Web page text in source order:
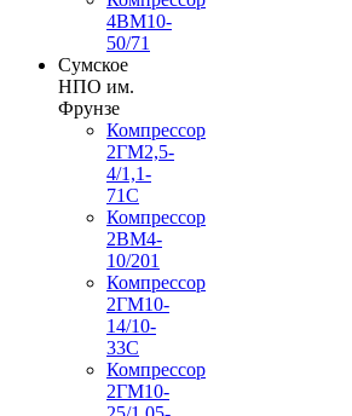
4ВМ10-
50/71
Сумское
НПО им.
Фрунзе
Компрессор
2ГМ2,5-
4/1,1-
71С
Компрессор
2ВМ4-
10/201
Компрессор
2ГМ10-
14/10-
33С
Компрессор
2ГМ10-